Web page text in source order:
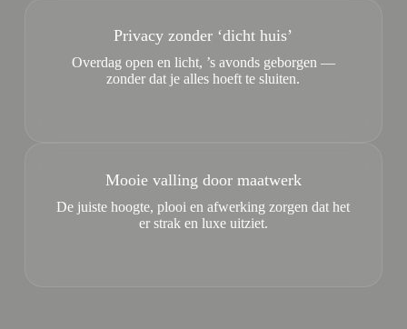
Privacy zonder ‘dicht huis’
Overdag open en licht, ’s avonds geborgen —
zonder dat je alles hoeft te sluiten.
Mooie valling door maatwerk
De juiste hoogte, plooi en afwerking zorgen dat het
er strak en luxe uitziet.